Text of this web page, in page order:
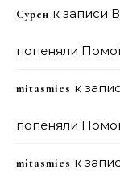
Сурен к записи
попеняли
mitasmies к
попеняли
mitasmies к